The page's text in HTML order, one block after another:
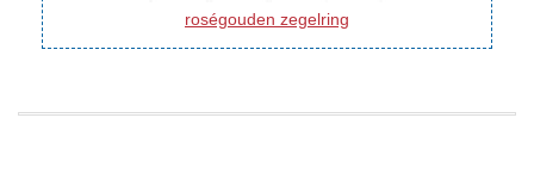
roségouden zegelring